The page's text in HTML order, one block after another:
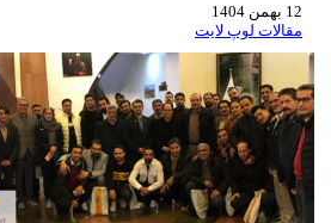
12 بهمن 1404
مقالات لوپ لایت